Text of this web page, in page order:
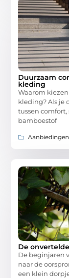
Duurzaam
kleding
Waarom
kleding? Als je
tussen
bamboestof
Aanbiedingen
De
De beginjaren
naar de
een klein